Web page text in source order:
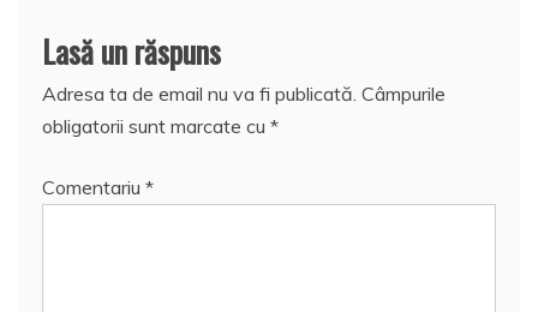
Lasă un răspuns
Adresa ta de email nu va fi publicată. Câmpurile
obligatorii sunt marcate cu *
Comentariu *